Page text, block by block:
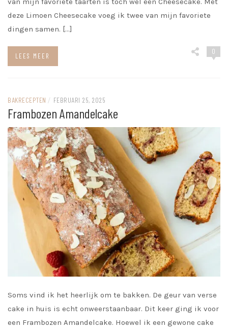
deze Limoen Cheesecake voeg ik twee van mijn favoriete
dingen samen. […]
LEES MEER
0
BAKRECEPTEN / FEBRUARI 25, 2025
Frambozen Amandelcake
Soms vind ik het heerlijk om te bakken. De geur van verse
cake in huis is echt onweerstaanbaar. Dit keer ging ik voor
een Frambozen Amandelcake. Hoewel ik een gewone cake